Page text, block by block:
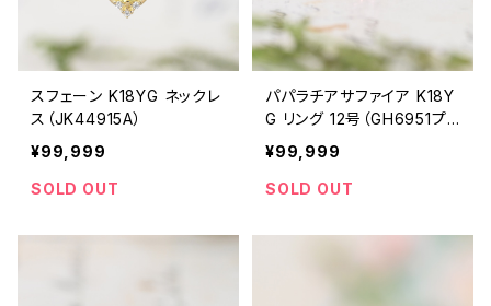
スフェーン K18YG ネックレ
ス（JK44915A）
¥99,999
SOLD OUT
パパラチアサファイア K18Y
G リング 12号（GH6951プ
チスターダスト）SBZ7448
¥99,999
SOLD OUT